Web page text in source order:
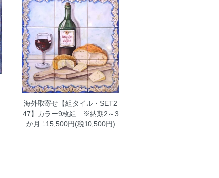
海外取寄せ【組タイル・SET2
47】カラー9枚組 ※納期2～3
か月 115,500円(税10,500円)